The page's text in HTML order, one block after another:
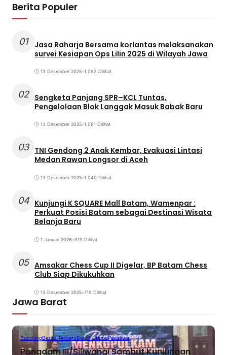
Berita Populer
01
Jasa Raharja Bersama korlantas melaksanakan
survei Kesiapan Ops Lilin 2025 di Wilayah Jawa
13 Desember 2025•1.093 Dilihat
02 Sengketa Panjang SPR–KCL Tuntas,
Pengelolaan Blok Langgak Masuk Babak Baru
13 Desember 2025•1.081 Dilihat
03 TNI Gendong 2 Anak Kembar, Evakuasi Lintasi
Medan Rawan Longsor di Aceh
13 Desember 2025•1.040 Dilihat
04 Kunjungi K SQUARE Mall Batam, Wamenpar :
Perkuat Posisi Batam sebagai Destinasi Wisata
Belanja Baru
1 Januari 2026•919 Dilihat
05 Amsakar Chess Cup II Digelar, BP Batam Chess
Club Siap Dikukuhkan
13 Desember 2025•719 Dilihat
Jawa Barat
BandungBerita TerbaruBerita UtamaPeristiwa
Pangdam III/Siliwangi Sambut Kunjungan